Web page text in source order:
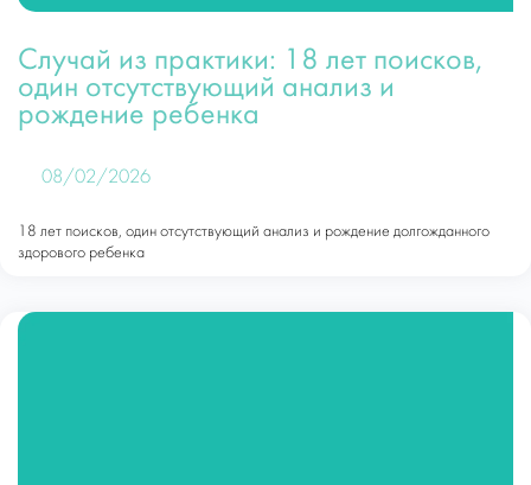
Случай из практики: 18 лет поисков,
один отсутствующий анализ и
рождение ребенка
08/02/2026
18 лет поисков, один отсутствующий анализ и рождение долгожданного
здорового ребенка